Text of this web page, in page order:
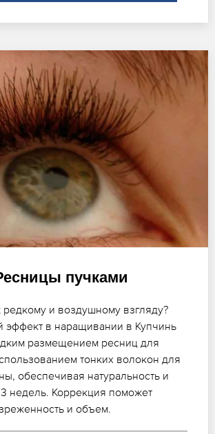
пучками
редкому и воздушному взгляду?
эффект в наращивании в Купчинь
размещением ресниц для
тонких волокон для
обеспечивая натуральность и
3 недель. Коррекция поможет
и объем.